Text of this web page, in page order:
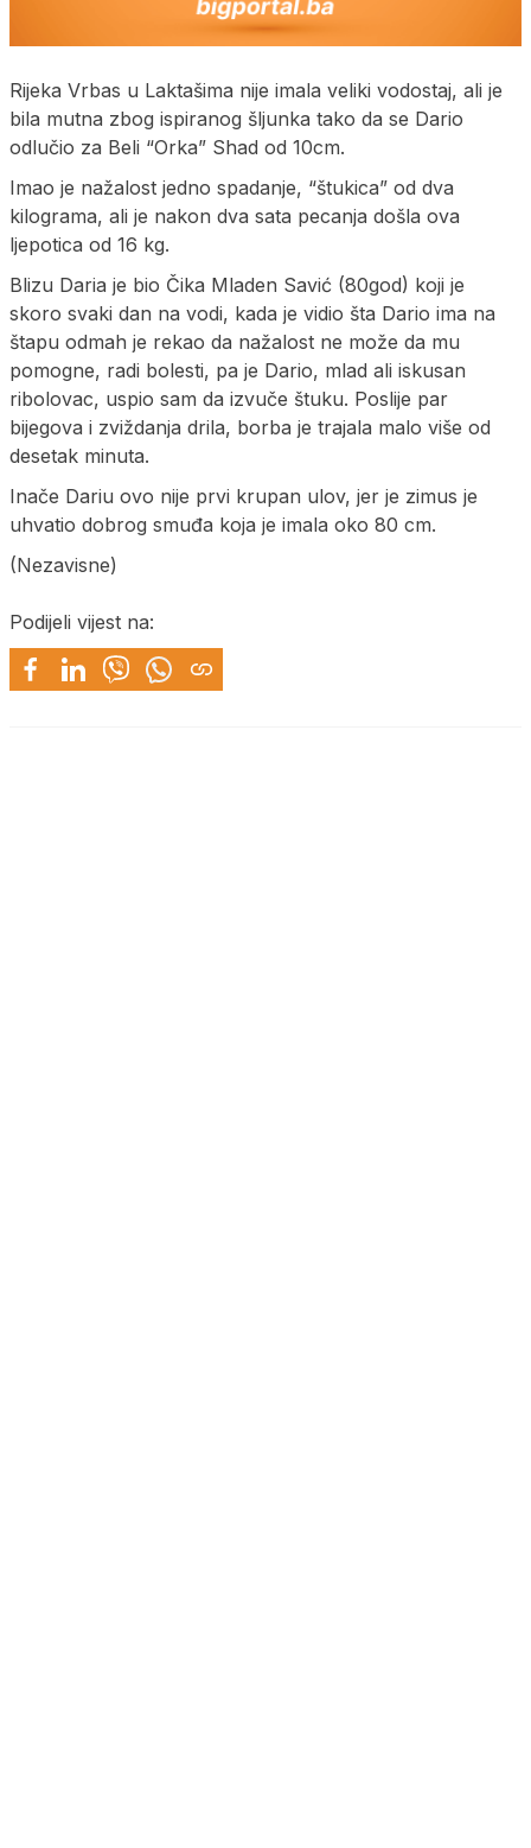
Rijeka Vrbas u Laktašima nije imala veliki vodostaj, ali je
bila mutna zbog ispiranog šljunka tako da se Dario
odlučio za Beli “Orka” Shad od 10cm.
Imao je nažalost jedno spadanje, “štukica” od dva
kilograma, ali je nakon dva sata pecanja došla ova
ljepotica od 16 kg.
Blizu Daria je bio Čika Mladen Savić (80god) koji je
skoro svaki dan na vodi, kada je vidio šta Dario ima na
štapu odmah je rekao da nažalost ne može da mu
pomogne, radi bolesti, pa je Dario, mlad ali iskusan
ribolovac, uspio sam da izvuče štuku. Poslije par
bijegova i zviždanja drila, borba je trajala malo više od
desetak minuta.
Inače Dariu ovo nije prvi krupan ulov, jer je zimus je
uhvatio dobrog smuđa koja je imala oko 80 cm.
(Nezavisne)
Podijeli vijest na: